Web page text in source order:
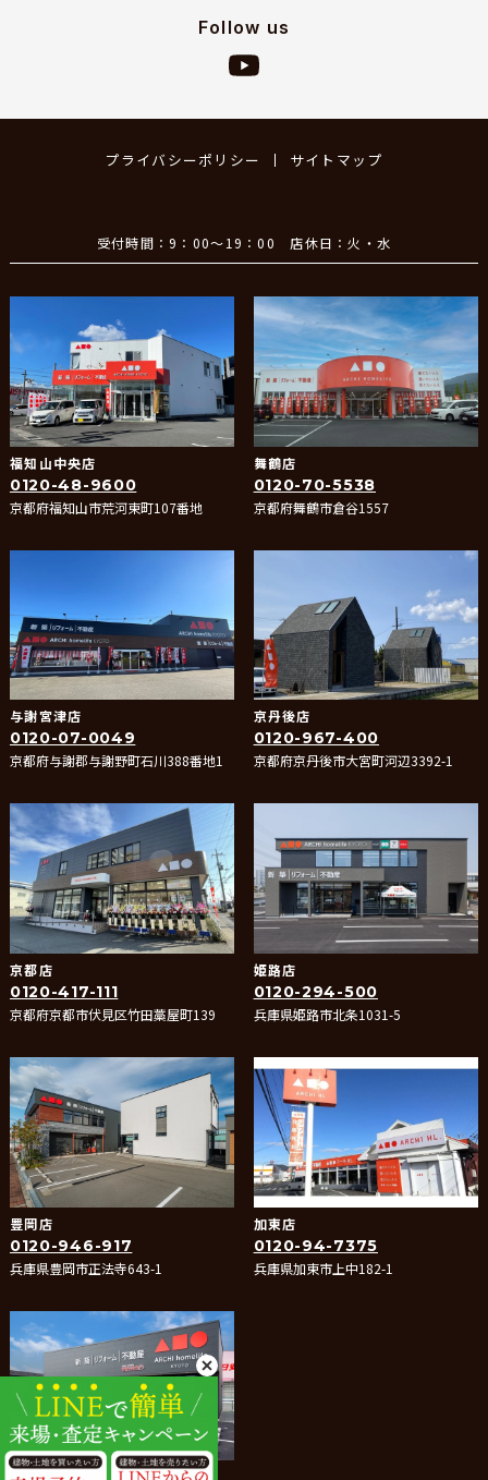
Follow us
プライバシーポリシー サイトマップ
受付時間：9：00～19：00 店休日：火・水
福知山中央店
0120-48-9600
京都府福知山市荒河東町107番地
舞鶴店
0120-70-5538
京都府舞鶴市倉谷1557
与謝宮津店
0120-07-0049
京都府与謝郡与謝野町石川388番地1
京丹後店
0120-967-400
京都府京丹後市大宮町河辺3392-1
京都店
0120-417-111
京都府京都市伏見区竹田藁屋町139
姫路店
0120-294-500
兵庫県姫路市北条1031-5
豊岡店
0120-946-917
兵庫県豊岡市正法寺643-1
加東店
0120-94-7375
兵庫県加東市上中182-1